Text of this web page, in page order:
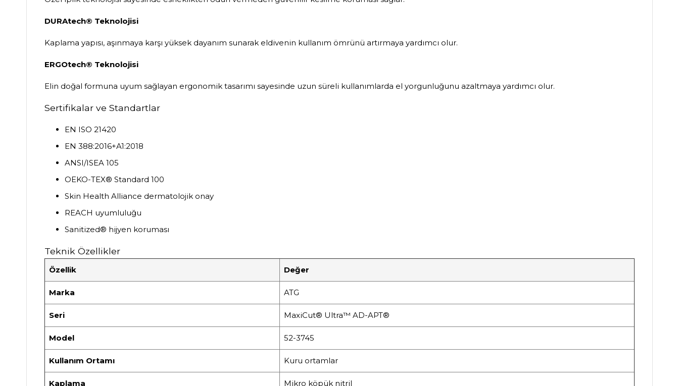
DURAtech® Teknolojisi
Kaplama yapısı, aşınmaya karşı yüksek dayanım sunarak eldivenin kullanım ömrünü artırmaya yardımcı olur.
ERGOtech® Teknolojisi
Elin doğal formuna uyum sağlayan ergonomik tasarımı sayesinde uzun süreli kullanımlarda el yorgunluğunu azaltmaya yardımcı olur.
Sertifikalar ve Standartlar
EN ISO 21420
EN 388:2016+A1:2018
ANSI/ISEA 105
OEKO-TEX® Standard 100
Skin Health Alliance dermatolojik onay
REACH uyumluluğu
Sanitized® hijyen koruması
Teknik Özellikler
Özellik Değer
Marka ATG
Seri MaxiCut® Ultra™ AD-APT®
Model 52-3745
Kullanım Ortamı Kuru ortamlar
Kaplama Mikro köpük nitril